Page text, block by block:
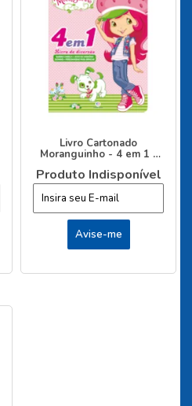
Livro Cartonado
Moranguinho - 4 em 1 -
Produto Indisponível